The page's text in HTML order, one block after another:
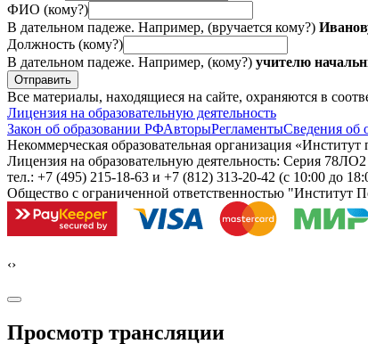
ФИО (кому?)
В дательном падеже. Например, (вручается кому?)
Должность (кому?)
В дательном падеже. Например, (кому?) учителю
Отправить
Все материалы, находящиеся на сайте, охраняются в
Лицензия на образовательную деятельность
Закон об образовании РФАвторыРегламентыСведения об
Некоммерческая образовательная организация
Лицензия на образовательную деятельность: Серия
тел.: +7 (495) 215-18-63 и +7 (812) 313-20-42 (с 10:00 до
Общество с ограниченной ответственностью
‹›
Просмотр трансляции